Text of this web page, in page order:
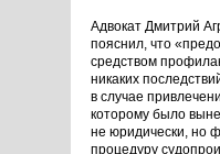
Адвокат Дмитрий
пояснил, что
средством
никаких
в случае
которому было
не юридически, но
процедуру